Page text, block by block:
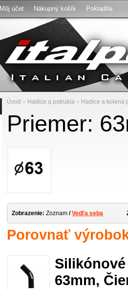
Môj účet Nákupný košík Pokladňa
Úvod » Hadice a potrubia » Hadice a kolená
Priemer:
Zobrazenie: Zoznam / Vedľa seba
Porovnať
Silikónové
63mm,